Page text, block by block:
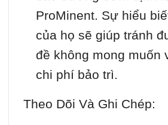
ProMinent. Sự hiểu
của họ sẽ giúp tránh
đề không mong muốn
chi phí bảo trì.
Theo Dõi Và Ghi Chép: